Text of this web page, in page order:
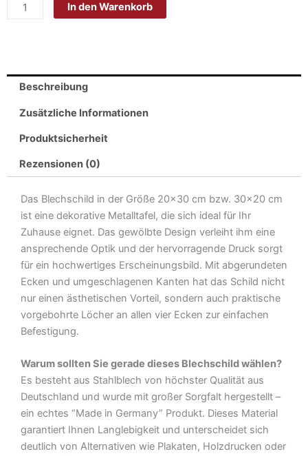
-
Spruch
kürzeste
Montag
Metall
Deko
Menge
In den Warenkorb
Beschreibung
Zusätzliche Informationen
Produktsicherheit
Rezensionen (0)
Das Blechschild in der Größe 20×30 cm bzw. 30×20 cm
ist eine dekorative Metalltafel, die sich ideal für Ihr
Zuhause eignet. Das gewölbte Design verleiht ihm eine
ansprechende Optik und der hervorragende Druck sorgt
für ein hochwertiges Erscheinungsbild. Mit abgerundeten
Ecken und umgeschlagenen Kanten hat das Schild nicht
nur einen ästhetischen Vorteil, sondern auch praktische
vorgebohrte Löcher an allen vier Ecken zur einfachen
Befestigung.
Warum sollten Sie gerade dieses Blechschild wählen?
Es besteht aus Stahlblech von höchster Qualität aus
Deutschland und wurde mit großer Sorgfalt hergestellt –
ein echtes “Made in Germany” Produkt. Dieses Material
garantiert Ihnen Langlebigkeit und unterscheidet sich
deutlich von Alternativen wie Plakaten, Holzdrucken oder